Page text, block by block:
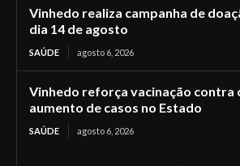
Vinhedo realiza campanha de
dia 14 de agosto
SAÚDE agosto 6, 2026
Vinhedo reforça vacinação contra
aumento de casos no Estado
SAÚDE agosto 6, 2026